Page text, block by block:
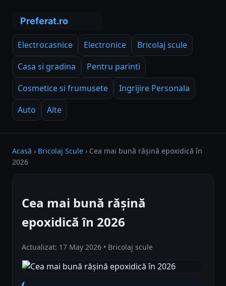
Electrocasnice Electronice
Bricolaj scule
Casa si gradina
Pentru parinti
Cosmetice si frumusete
Ingrijire Personala
Auto
Alte
Acasă › Bricolaj Scule › Cea mai bună rășină epoxidică în
2026
Cea mai bună rășină
epoxidică în 2026
Actualizat: 17 May 2026 • Bricolaj scule